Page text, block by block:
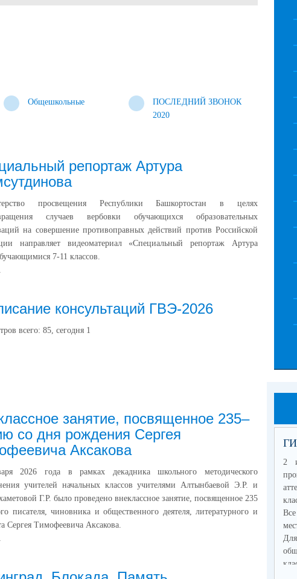
Общешкольные
ПОСЛЕДНИЙ ЗВОНОК
2020
репортаж Артура
просвещения Республики Башкортостан в целях
случаев вербовки обучающихся образовательных
на совершение противоправных действий против Российской
направляет видеоматериал «Специальный репортаж Артура
7-11 классов.
консультаций ГВЭ-2026
всего: 85, сегодня 1
занятие, посвященное 235–
со дня рождения Сергея
Аксакова
2026 года в рамках декадника школьного методического
учителей начальных классов учителями Алтынбаевой Э.Р. и
Г.Р. было проведено внеклассное занятие, посвященное 235
писателя, чиновника и общественного деятеля, литературного и
Сергея Тимофеевича Аксакова.
2